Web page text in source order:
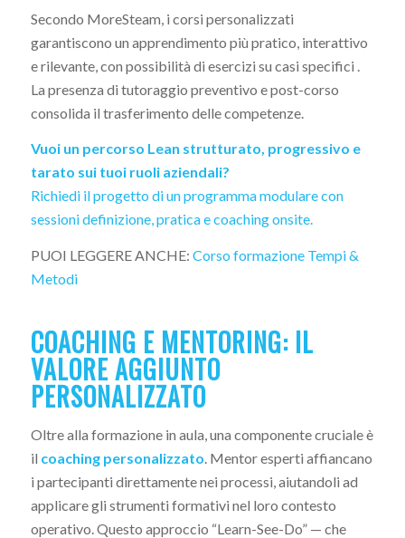
Secondo MoreSteam, i corsi personalizzati
garantiscono un apprendimento più pratico, interattivo
e rilevante, con possibilità di esercizi su casi specifici .
La presenza di tutoraggio preventivo e post-corso
consolida il trasferimento delle competenze.
Vuoi un percorso Lean strutturato, progressivo e
tarato sui tuoi ruoli aziendali?
Richiedi il progetto di un programma modulare con
sessioni definizione, pratica e coaching onsite.
PUOI LEGGERE ANCHE: Corso formazione Tempi &
Metodi
COACHING E MENTORING: IL
VALORE AGGIUNTO
PERSONALIZZATO
Oltre alla formazione in aula, una componente cruciale è
il coaching personalizzato . Mentor esperti affiancano
i partecipanti direttamente nei processi, aiutandoli ad
applicare gli strumenti formativi nel loro contesto
operativo. Questo approccio “Learn-See-Do” — che